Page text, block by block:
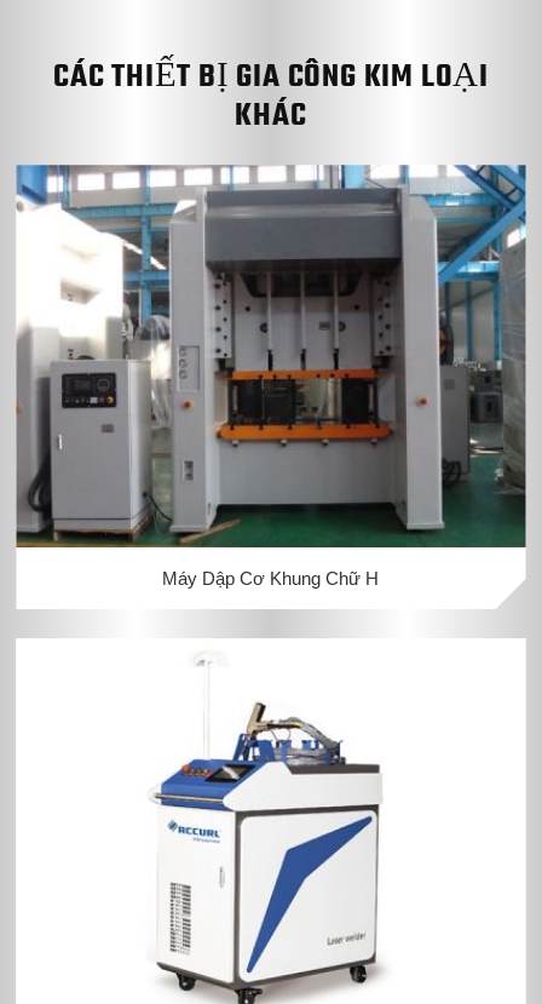
CÁC THIẾT BỊ GIA CÔNG KIM LOẠI
KHÁC
Máy Dập Cơ Khung Chữ H